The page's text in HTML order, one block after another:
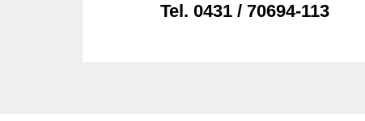
Tel. 0431 / 70694-113